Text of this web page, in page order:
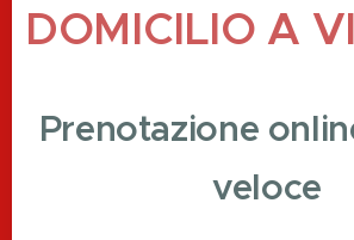
DOMICILIO A
Prenotazione
veloce